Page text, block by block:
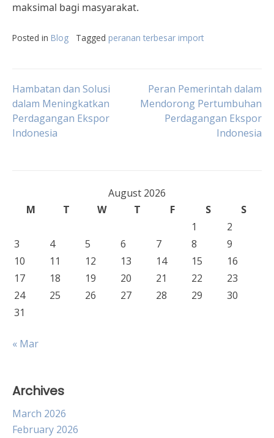
maksimal bagi masyarakat.
Posted in Blog Tagged peranan terbesar import
Post
navigation
Hambatan dan Solusi
dalam Meningkatkan
Perdagangan Ekspor
Indonesia
Peran Pemerintah dalam
Mendorong Pertumbuhan
Perdagangan Ekspor
Indonesia
August 2026
M
T W T F S
S
1
2
3
4 5 6 7 8
9
10
11 12 13 14 15
16
17
18 19 20 21 22
23
24
25 26 27 28 29
30
31
« Mar
Archives
March 2026
February 2026